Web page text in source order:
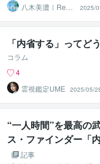
八木美濃｜Resel
f™
2025/
「内省する」ってど
コラム
4
霊視鑑定UME
2025/05/
“一人時間”を最高の
ス・ファインダー「
――心の声をビジネス
記事